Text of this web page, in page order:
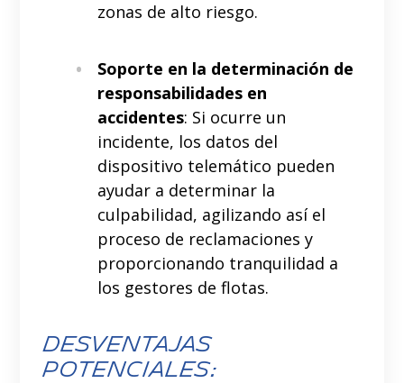
zonas de alto riesgo.
Soporte en la determinación de
responsabilidades en
accidentes: Si ocurre un
incidente, los datos del
dispositivo telemático pueden
ayudar a determinar la
culpabilidad, agilizando así el
proceso de reclamaciones y
proporcionando tranquilidad a
los gestores de flotas.
Desventajas
potenciales: